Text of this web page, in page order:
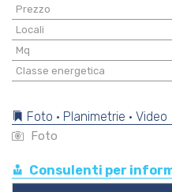
Prezzo
Locali
Mq
Classe energetica
Foto • Planimetrie • Video
Foto
Consulenti per